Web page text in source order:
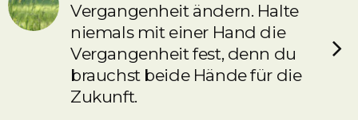
Vergangenheit ändern. Halte
niemals mit einer Hand die
Vergangenheit fest, denn du
brauchst beide Hände für die
Zukunft.